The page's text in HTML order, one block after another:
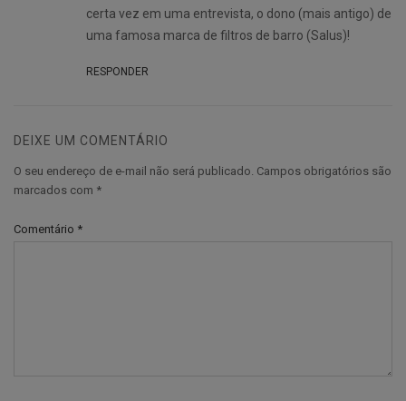
certa vez em uma entrevista, o dono (mais antigo) de
uma famosa marca de filtros de barro (Salus)!
RESPONDER
DEIXE UM COMENTÁRIO
O seu endereço de e-mail não será publicado. Campos obrigatórios são
marcados com *
Comentário *